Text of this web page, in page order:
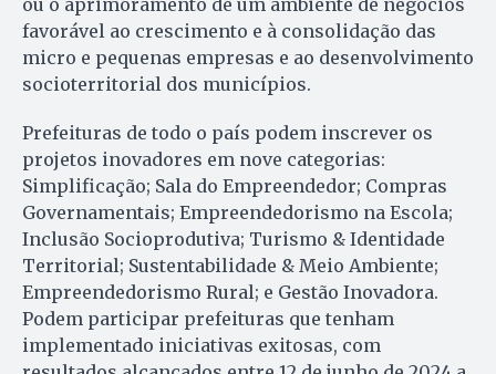
favorável ao crescimento e à consolidação das
micro e pequenas empresas e ao desenvolvimento
socioterritorial dos municípios.
Prefeituras de todo o país podem inscrever os
projetos inovadores em nove categorias:
Simplificação; Sala do Empreendedor; Compras
Governamentais; Empreendedorismo na Escola;
Inclusão Socioprodutiva; Turismo & Identidade
Territorial; Sustentabilidade & Meio Ambiente;
Empreendedorismo Rural; e Gestão Inovadora.
Podem participar prefeituras que tenham
implementado iniciativas exitosas, com